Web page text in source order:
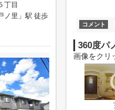
コメント
360度パ
画像をクリ
丁目
ノ里」駅 徒歩